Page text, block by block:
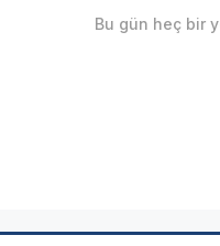
Bu gün heç bir